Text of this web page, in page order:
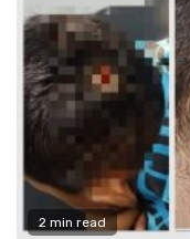
2 min read